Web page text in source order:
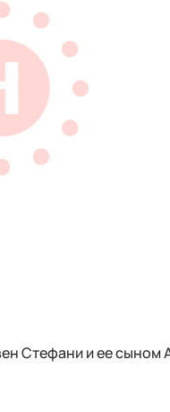
Стефани и ее сыном